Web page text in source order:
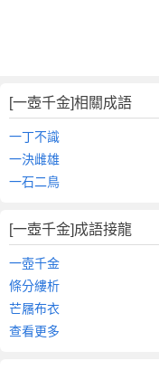
[一壺千金]相關成語
一丁不識
一決雌雄
一石二鳥
[一壺千金]成語接龍
一壺千金
條分縷析
芒屩布衣
查看更多